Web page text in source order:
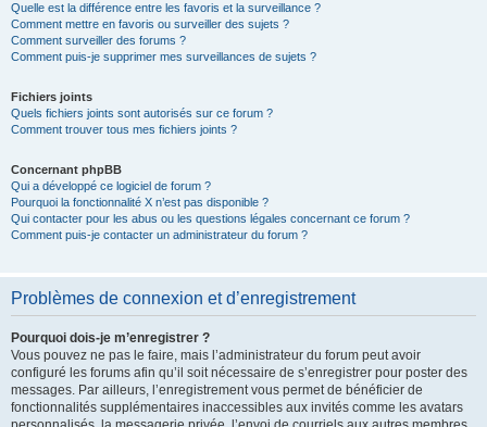
Quelle est la différence entre les favoris et la surveillance ?
Comment mettre en favoris ou surveiller des sujets ?
Comment surveiller des forums ?
Comment puis-je supprimer mes surveillances de sujets ?
Fichiers joints
Quels fichiers joints sont autorisés sur ce forum ?
Comment trouver tous mes fichiers joints ?
Concernant phpBB
Qui a développé ce logiciel de forum ?
Pourquoi la fonctionnalité X n’est pas disponible ?
Qui contacter pour les abus ou les questions légales concernant ce forum ?
Comment puis-je contacter un administrateur du forum ?
Problèmes de connexion et d’enregistrement
Pourquoi dois-je m’enregistrer ?
Vous pouvez ne pas le faire, mais l’administrateur du forum peut avoir
configuré les forums afin qu’il soit nécessaire de s’enregistrer pour poster des
messages. Par ailleurs, l’enregistrement vous permet de bénéficier de
fonctionnalités supplémentaires inaccessibles aux invités comme les avatars